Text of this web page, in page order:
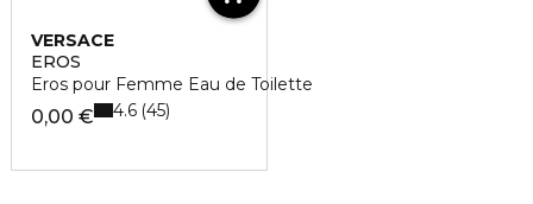
VERSACE
EROS
Eros pour Femme Eau de Toilette
0,00 € 4.6 45